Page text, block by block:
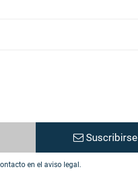
Suscribirse
en el aviso legal.